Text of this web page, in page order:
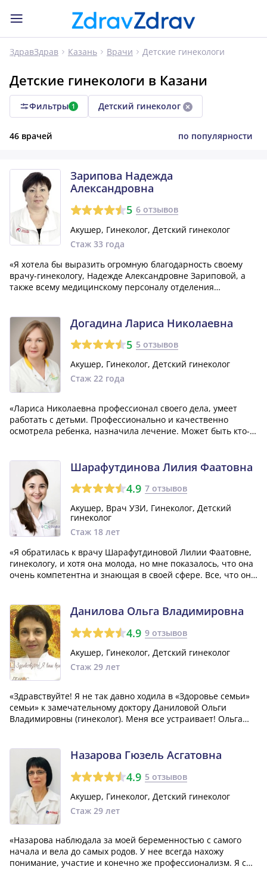
ЗдравЗдрав Казань Врачи Детские гинекологи
Детские гинекологи в Казани
Фильтры 1 Детский гинеколог
46 врачей по популярности
Зарипова Надежда
Александровна
5 6 отзывов
Акушер, Гинеколог, Детский гинеколог
Стаж 33 года
«Я хотела бы выразить огромную благодарность своему
врачу-гинекологу, Надежде Александровне Зариповой, а
также всему медицинскому персоналу отделения
поддержку.»
Догадина Лариса Николаевна
5 5 отзывов
Акушер, Гинеколог, Детский гинеколог
Стаж 22 года
«Лариса Николаевна профессионал своего дела, умеет
работать с детьми. Профессионально и качественно
осмотрела ребенка, назначила лечение. Может быть кто-
Шарафутдинова Лилия Фаатовна
4.9 7 отзывов
Акушер, Врач УЗИ, Гинеколог, Детский
гинеколог
Стаж 18 лет
«Я обратилась к врачу Шарафутдиновой Лилии Фаатовне,
гинекологу, и хотя она молода, но мне показалось, что она
очень компетентна и знающая в своей сфере. Все, что она
личность, что, по моему мне...»
Данилова Ольга Владимировна
4.9 9 отзывов
Акушер, Гинеколог, Детский гинеколог
Стаж 29 лет
«Здравствуйте! Я не так давно ходила в «Здоровье семьи»
семьи» к замечательному доктору Даниловой Ольги
Владимировны (гинеколог). Меня все устраивает! Ольга
персонала замечательное. На следующ...»
Назарова Гюзель Асгатовна
4.9 5 отзывов
Акушер, Гинеколог, Детский гинеколог
Стаж 29 лет
«Назарова наблюдала за моей беременностью с самого
начала и вела до самых родов. У нее всегда нахожу
понимание, участие и конечно же профессионализм. Я с